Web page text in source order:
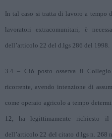
In tal caso si tratta di lavoro a tempo
lavoratori extracomunitari, è
dell’articolo 22 del d.lgs 286 del 1998.
3.4 – Ciò posto osserva il Collegio
ricorrente, avendo intenzione di
come operaio agricolo a tempo
12, ha legittimamente richiesto il
dell’articolo 22 del citato d.lgs n. 268